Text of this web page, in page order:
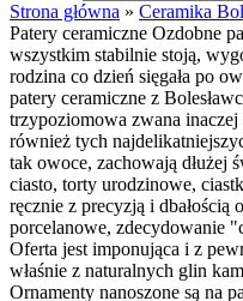
Strona główna » Ceramika
Patery ceramiczne Ozdobne
wszystkim stabilnie stoją,
rodzina co dzień sięgała po
patery ceramiczne z
trzypoziomowa zwana
również tych
tak owoce, zachowają dłużej
ciasto, torty urodzinowe,
ręcznie z precyzją i
porcelanowe, zdecydowanie
Oferta jest imponująca i z
właśnie z naturalnych glin
Ornamenty nanoszone są na